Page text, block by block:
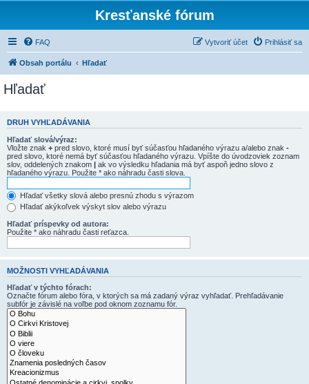
Kresťanské fórum
FAQ Prihlásiť sa
Vytvoriť účet
Obsah portálu Hľadať
Hľadať
DRUH VYHĽADÁVANIA
Hľadať slová/výraz:
Vložte znak + pred slovo, ktoré musí byť súčasťou hľadaného výrazu a/alebo znak -
pred slovo, ktoré nemá byť súčasťou hľadaného výrazu. Vpíšte do úvodzoviek zoznam
slov, oddelených znakom | ak vo výsledku hľadania má byť aspoň jedno slovo z
hľadaného výrazu. Použite * ako náhradu časti slova.
Hľadať všetky slová alebo presnú zhodu s výrazom
Hľadať akýkoľvek výskyt slov alebo výrazu
Hľadať príspevky od autora:
Použite * ako náhradu časti reťazca.
MOŽNOSTI VYHĽADÁVANIA
Hľadať v týchto fórach:
Označte fórum alebo fóra, v ktorých sa má zadaný výraz vyhľadať. Prehľadávanie
subfór je závislé na voľbe pod oknom zoznamu fór.